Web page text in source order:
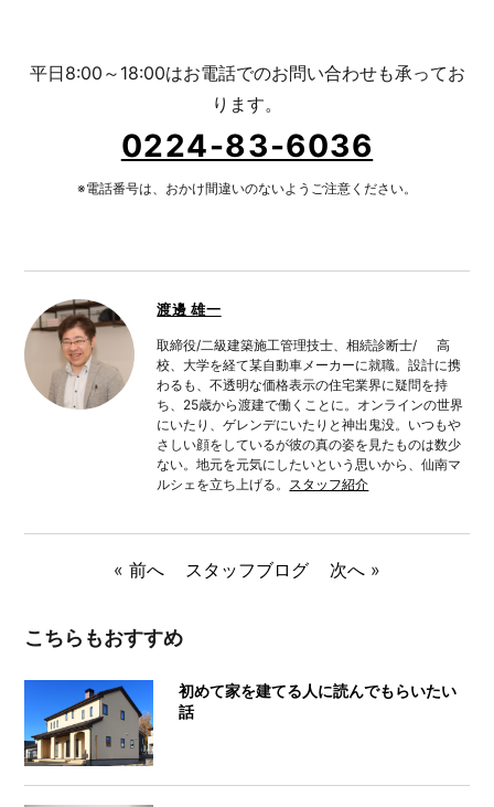
平日8:00～18:00はお電話でのお問い合わせも承ってお
ります。
0224-83-6036
※電話番号は、おかけ間違いのないようご注意ください。
渡邊 雄一
取締役/二級建築施工管理技士、相続診断士/ 高
校、大学を経て某自動車メーカーに就職。設計に携
わるも、不透明な価格表示の住宅業界に疑問を持
ち、25歳から渡建で働くことに。オンラインの世界
にいたり、ゲレンデにいたりと神出鬼没。いつもや
さしい顔をしているが彼の真の姿を見たものは数少
ない。地元を元気にしたいという思いから、仙南マ
ルシェを立ち上げる。 スタッフ紹介
« 前へ スタッフブログ 次へ »
こちらもおすすめ
初めて家を建てる人に読んでもらいたい
話